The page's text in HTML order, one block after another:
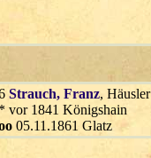
Strauch, Franz, Häusler
* vor 1841 Königshain
05.11.1861 Glatz